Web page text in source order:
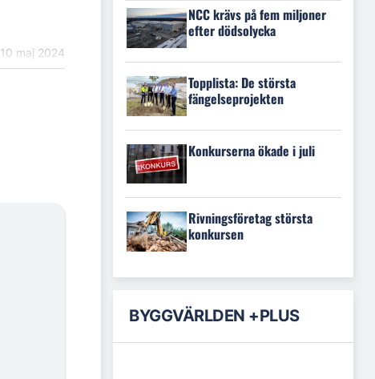
10 maj 2024
NCC krävs på fem miljoner
efter dödsolycka
Topplista: De största
fängelseprojekten
Konkurserna ökade i juli
Rivningsföretag största
konkursen
BYGGVÄRLDEN +PLUS